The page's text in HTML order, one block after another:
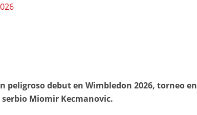
debut en Wimbledon 2026, torneo
Miomir Kecmanovic.